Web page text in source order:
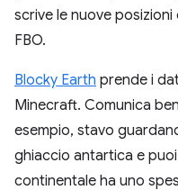
scrive le nuove
FBO.
Blocky Earth prende i
Minecraft. Comunica
esempio, stavo
ghiaccio antartica e
continentale ha uno